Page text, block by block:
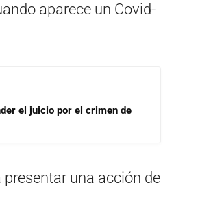
aparece un Covid-
el juicio por el crimen de
presentar una acción de